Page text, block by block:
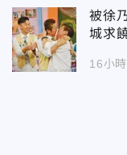
被徐
城求
16小